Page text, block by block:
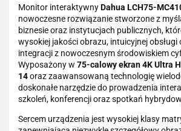
Monitor interaktywnyDahua LCH75-
nowoczesne rozwiązanie stworzone z
biznesie oraz instytucjach publicznych,
wysokiej jakości obrazu, intuicyjnej obsługi
integracji z nowoczesnym środowiskiem
Wyposażony w 75-calowy ekran 4K Ultra
14oraz zaawansowaną technologię
doskonałe narzędzie do prowadzenia
szkoleń, konferencji oraz spotkań
Sercem urządzenia jest wysokiej klasy